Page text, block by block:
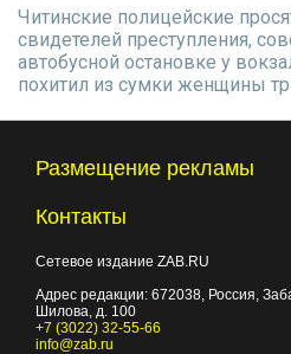
Читинские полицейские
свидетелей преступления,
автобусной остановке у
похитил из сумки женщины
Размещение рекламы
Контакты
Сетевое издание ZAB.RU
Адрес редакции: 672038, Россия,
Шилова, д. 100
+7 (3022) 32-55-66
info@zab.ru